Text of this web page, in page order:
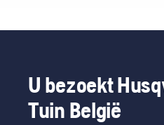
plantsoenonderhoud
en die
daarin
het
U bezoekt
Tuin België